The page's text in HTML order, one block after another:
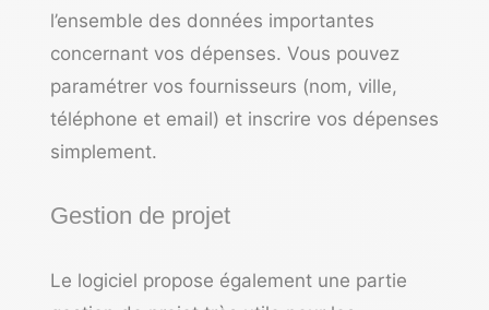
l’ensemble des données importantes
concernant vos dépenses. Vous pouvez
paramétrer vos fournisseurs (nom, ville,
téléphone et email) et inscrire vos dépenses
simplement.
Gestion de projet
Le logiciel propose également une partie